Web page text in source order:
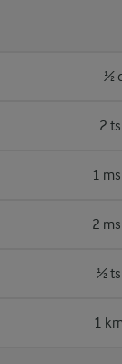
½
2
1
2
½
1